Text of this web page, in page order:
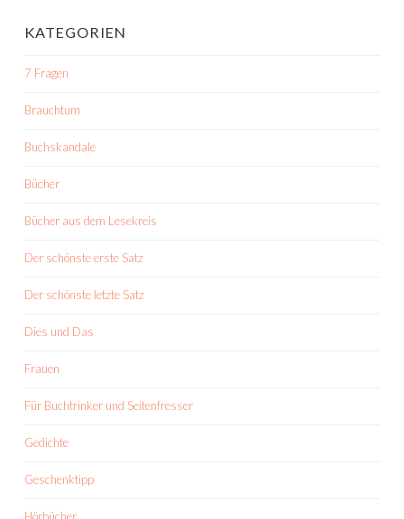
KATEGORIEN
7 Fragen
Brauchtum
Buchskandale
Bücher
Bücher aus dem Lesekreis
Der schönste erste Satz
Der schönste letzte Satz
Dies und Das
Frauen
Für Buchtrinker und Seitenfresser
Gedichte
Geschenktipp